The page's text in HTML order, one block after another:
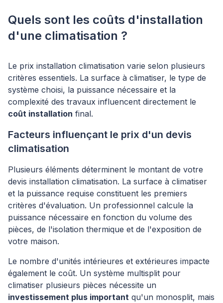
Quels sont les coûts d'installation
d'une climatisation ?
Le prix installation climatisation varie selon plusieurs
critères essentiels. La surface à climatiser, le type de
système choisi, la puissance nécessaire et la
complexité des travaux influencent directement le
coût installation final.
Facteurs influençant le prix d'un devis
climatisation
Plusieurs éléments déterminent le montant de votre
devis installation climatisation. La surface à climatiser
et la puissance requise constituent les premiers
critères d'évaluation. Un professionnel calcule la
puissance nécessaire en fonction du volume des
pièces, de l'isolation thermique et de l'exposition de
votre maison.
Le nombre d'unités intérieures et extérieures impacte
également le coût. Un système multisplit pour
climatiser plusieurs pièces nécessite un
investissement plus important qu'un monosplit, mais